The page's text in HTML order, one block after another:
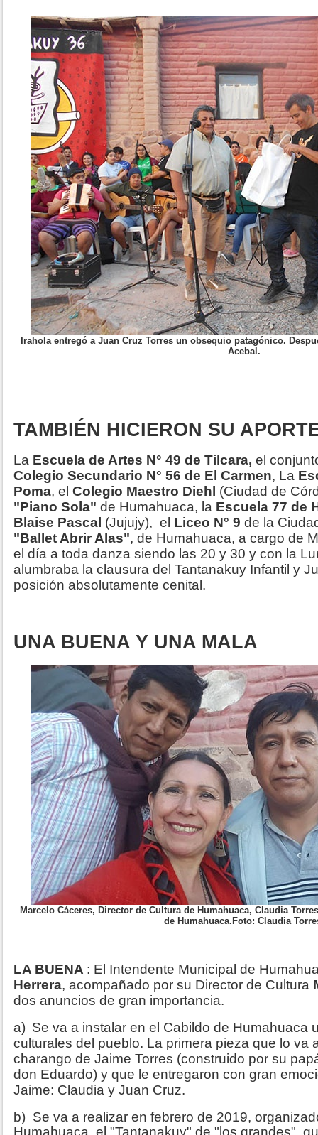
Irahola entregó a Juan Cruz Torres un obsequio patagónico.
Acebal.
TAMBIÉN HICIERON SU
La Escuela de Artes N° 49 de Tilcara, el
Colegio Secundario N° 56 de El Carmen, La
Poma, el Colegio Maestro Diehl (Ciudad de
"Piano Sola" de Humahuaca, la Escuela 77 de
Blaise Pascal (Jujujy), el Liceo N° 9 de la
"Ballet Abrir Alas", de Humahuaca, a cargo de
el día a toda danza siendo las 20 y 30 y con la
alumbraba la clausura del Tantanakuy Infantil y
posición absolutamente cenital.
UNA BUENA Y UNA MALA
Marcelo Cáceres, Director de Cultura de Humahuaca, Claudia
de Humahuaca.Foto: Claudia
LA BUENA : El Intendente Municipal de
Herrera, acompañado por su Director de Cultura
dos anuncios de gran importancia.
a) Se va a instalar en el Cabildo de Humahuaca
culturales del pueblo. La primera pieza que lo va
charango de Jaime Torres (construido por su
don Eduardo) y que le entregaron con gran
Jaime: Claudia y Juan Cruz.
b) Se va a realizar en febrero de 2019,
Humahuaca, el "Tantanakuy" de "los grandes",